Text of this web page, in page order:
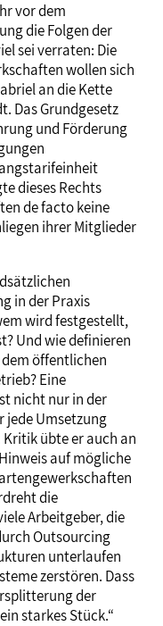
vor dem
die Folgen der
sei verraten: Die
wollen sich
an die Kette
Das Grundgesetz
und Förderung
dieses Rechts
de facto keine
ihrer Mitglieder
in der Praxis
wird festgestellt,
Und wie definieren
öffentlichen
Eine
nicht nur in der
jede Umsetzung
Kritik übte er auch an
auf mögliche
die
Arbeitgeber, die
Outsourcing
unterlaufen
zerstören. Dass
der
starkes Stück.“